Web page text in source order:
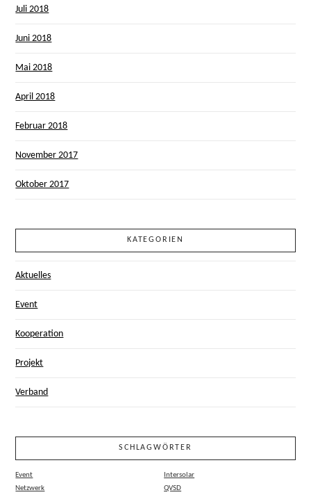
Juli 2018
Juni 2018
Mai 2018
April 2018
Februar 2018
November 2017
Oktober 2017
KATEGORIEN
Aktuelles
Event
Kooperation
Projekt
Verband
SCHLAGWÖRTER
Event
Intersolar
Netzwerk
QVSD